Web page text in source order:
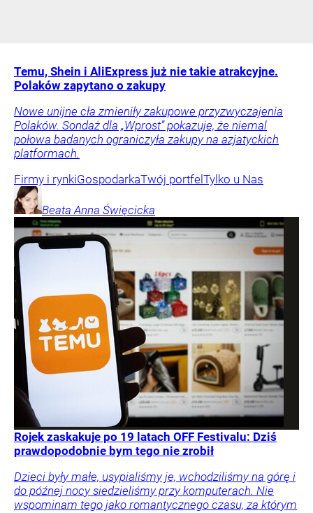
Temu, Shein i AliExpress już nie takie atrakcyjne.
Polaków zapytano o zakupy
Nowe unijne cła zmieniły zakupowe przyzwyczajenia
Polaków. Sondaż dla „Wprost” pokazuje, że niemal
połowa badanych ograniczyła zakupy na azjatyckich
platformach.
Firmy i rynkiGospodarkaTwój portfelTylko u Nas
Beata Anna Święcicka
Rojek zaskakuje po 19 latach OFF Festivalu: Dziś
prawdopodobnie bym tego nie zrobił
Dzieci były małe, usypialiśmy je, wchodziliśmy na górę i
do późnej nocy siedzieliśmy przy komputerach. Nie
wspominam tego jako romantycznego czasu, za którym